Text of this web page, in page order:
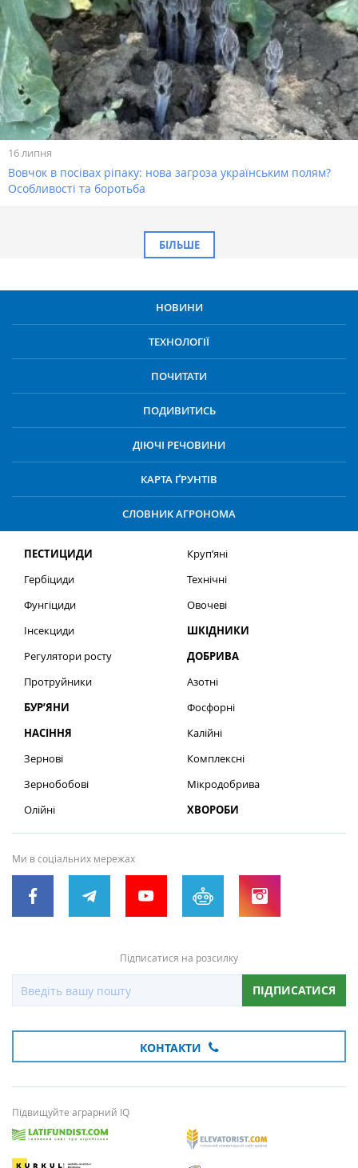
16 липня
Вовчок в посівах ріпаку: нова загроза українським полям?
Особливості та боротьба
БІЛЬШЕ
НОВИНИ
ТЕХНОЛОГІЇ
ПОЧИТАТИ
ПОДИВИТИСЬ
ДІЮЧІ РЕЧОВИНИ
КАРТА ҐРУНТІВ
СЛОВНИК АГРОНОМА
ПЕСТИЦИДИ
Гербіциди
Фунгіциди
Інсекциди
Регулятори росту
Протруйники
БУР’ЯНИ
НАСІННЯ
Зернові
Зернобобові
Олійні
Круп’яні
Технічні
Овочеві
ШКІДНИКИ
ДОБРИВА
Азотні
Фосфорні
Калійні
Комплексні
Мікродобрива
ХВОРОБИ
Ми в соціальних мережах
Підписатися на розсилку
ПІДПИСАТИСЯ
КОНТАКТИ
Підвищуйте аграрний IQ